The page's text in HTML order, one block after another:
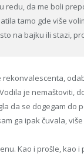
redu, da me boli
tamo gde više
na bajku ili stazi,
rekonvalescenta,
je
da se dogegam
ga ipak čuvala,
Kao i prošle, kao